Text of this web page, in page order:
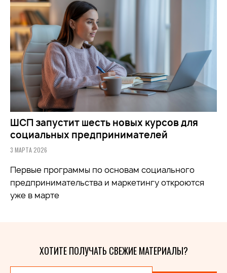
ШСП запустит шесть новых курсов для
социальных предпринимателей
3 МАРТА 2026
Первые программы по основам социального
предпринимательства и маркетингу откроются
уже в марте
ХОТИТЕ ПОЛУЧАТЬ СВЕЖИЕ МАТЕРИАЛЫ?